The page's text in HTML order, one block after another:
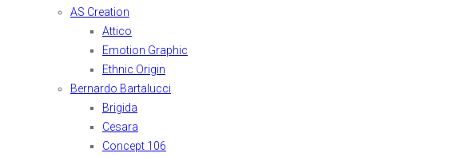
AS Creation
Attico
Emotion Graphic
Ethnic Origin
Bernardo Bartalucci
Brigida
Cesara
Concept 106